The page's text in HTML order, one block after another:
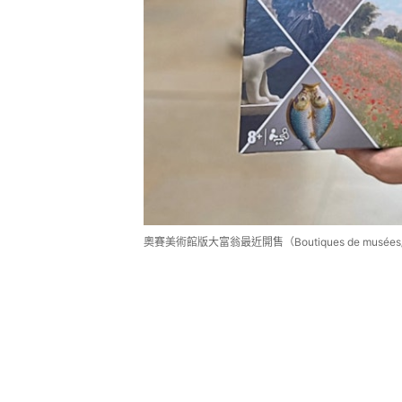
奧賽美術館版大富翁最近開售（Boutiques de